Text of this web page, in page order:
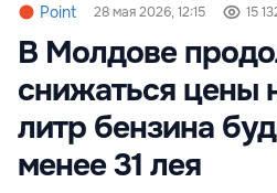
Point 28 мая 2026, 12:15 15
В Молдове
снижаться цены
литр бензина
менее 31 лея